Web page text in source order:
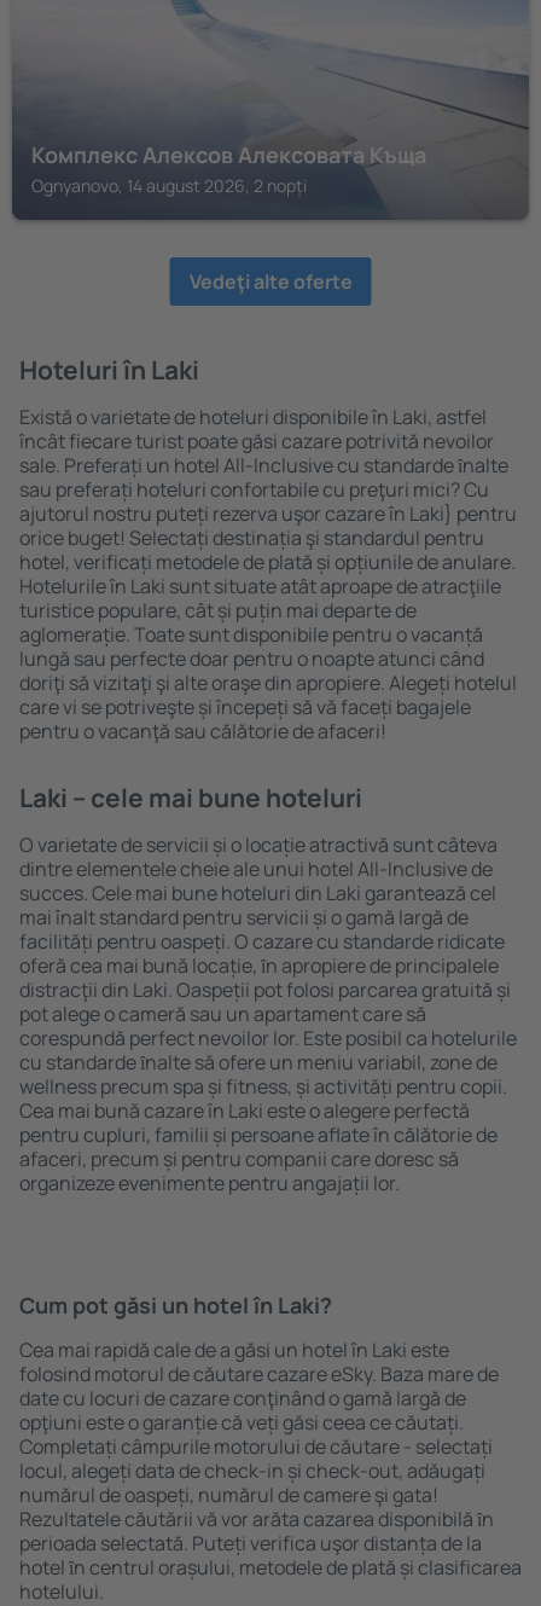
Комплекс Алексов Алексовата Къща
Ognyanovo, 14 august 2026, 2 nopți
Vedeţi alte oferte
Hoteluri în Laki
Există o varietate de hoteluri disponibile în Laki, astfel
încât fiecare turist poate găsi cazare potrivită nevoilor
sale. Preferați un hotel All-Inclusive cu standarde ȋnalte
sau preferați hoteluri confortabile cu preţuri mici? Cu
ajutorul nostru puteți rezerva uşor cazare în Laki} pentru
orice buget! Selectați destinația şi standardul pentru
hotel, verificați metodele de plată și opțiunile de anulare.
Hotelurile în Laki sunt situate atât aproape de atracţiile
turistice populare, cât și puțin mai departe de
aglomerație. Toate sunt disponibile pentru o vacanță
lungă sau perfecte doar pentru o noapte atunci când
doriţi să vizitaţi şi alte oraşe din apropiere. Alegeți hotelul
care vi se potriveşte și începeți să vă faceți bagajele
pentru o vacanţă sau călătorie de afaceri!
Laki – cele mai bune hoteluri
O varietate de servicii și o locație atractivă sunt câteva
dintre elementele cheie ale unui hotel All-Inclusive de
succes. Cele mai bune hoteluri din Laki garantează cel
mai înalt standard pentru servicii și o gamă largă de
facilități pentru oaspeți. O cazare cu standarde ridicate
oferă cea mai bună locație, ȋn apropiere de principalele
distracţii din Laki. Oaspeții pot folosi parcarea gratuită și
pot alege o cameră sau un apartament care să
corespundă perfect nevoilor lor. Este posibil ca hotelurile
cu standarde ȋnalte să ofere un meniu variabil, zone de
wellness precum spa și fitness, și activități pentru copii.
Cea mai bună cazare în Laki este o alegere perfectă
pentru cupluri, familii și persoane aflate în călătorie de
afaceri, precum și pentru companii care doresc să
organizeze evenimente pentru angajații lor.
Cum pot găsi un hotel în Laki?
Cea mai rapidă cale de a găsi un hotel în Laki este
folosind motorul de căutare cazare eSky. Baza mare de
date cu locuri de cazare conţinând o gamă largă de
opţiuni este o garanție că veți găsi ceea ce căutați.
Completați câmpurile motorului de căutare - selectați
locul, alegeți data de check-in și check-out, adăugați
numărul de oaspeți, numărul de camere şi gata!
Rezultatele căutării vă vor arăta cazarea disponibilă ȋn
perioada selectată. Puteți verifica uşor distanța de la
hotel ȋn centrul orașului, metodele de plată și clasificarea
hotelului.